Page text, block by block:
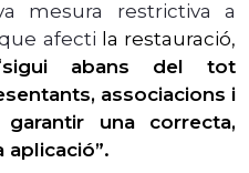
mesura restrictiva a
afecti la restauració,
sigui abans del tot
associacions i
una correcta,